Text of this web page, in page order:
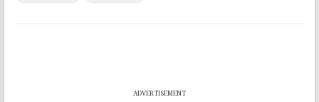
ADVERTISEMENT